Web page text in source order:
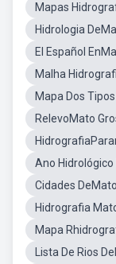
Mapas
Hidrologia
El Español
Malha
Mapa Dos
RelevoMato
Ano
Cidades
Hidrografia
Mapa
Lista De Rios